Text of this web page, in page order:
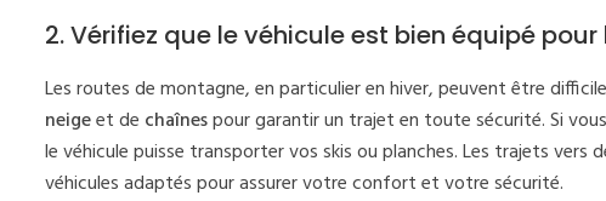
2. Vérifiez que le véhicule est bien équipé
Les routes de montagne, en particulier en hiver, peuvent être
neigeet de chaînespour garantir un trajet en toute sécurité. Si
le véhicule puisse transporter vos skis ou planches. Les trajets vers
véhicules adaptés pour assurer votre confort et votre sécurité.